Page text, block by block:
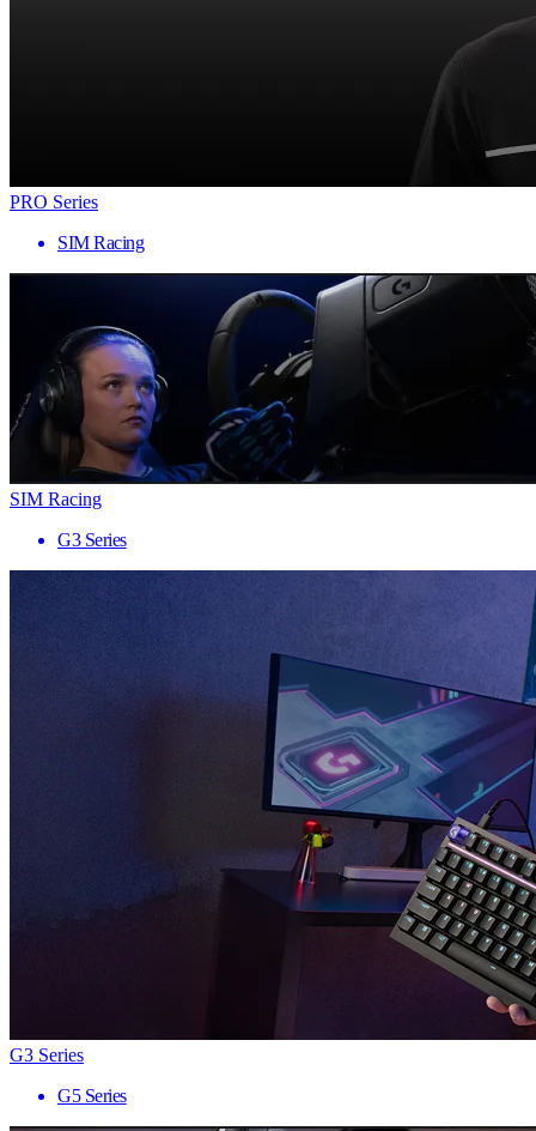
PRO Series
SIM Racing
SIM Racing
G3 Series
G3 Series
G5 Series